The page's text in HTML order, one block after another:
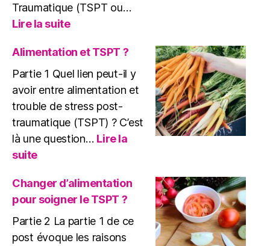
Traumatique (TSPT ou…
Lire la suite:
à
!
Alimentation et TSPT ?
Partie 1 Quel lien peut-il y
avoir entre alimentation et
trouble de stress post-
traumatique (TSPT) ? C’est
là une question… Lire la
suite:
et
TSPT
?
Changer d’alimentation
pour soigner le TSPT ?
Partie 2 La partie 1 de ce
post évoque les raisons